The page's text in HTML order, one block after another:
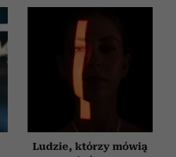
Ludzie, którzy mówią